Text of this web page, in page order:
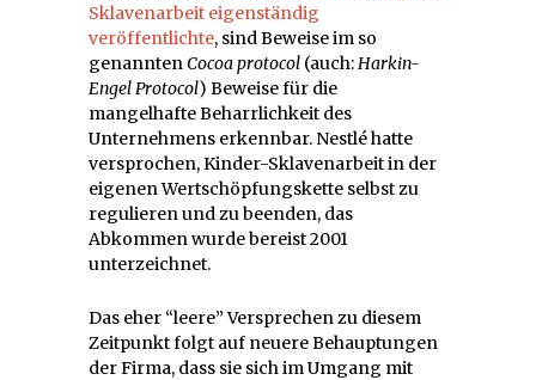
Sklavenarbeit eigenständig
veröffentlichte, sind Beweise im so
genanntenCocoa protocol (auch:Harkin-
Engel Protocol) Beweise für die
mangelhafte Beharrlichkeit des
Unternehmens erkennbar. Nestlé hatte
versprochen, Kinder-Sklavenarbeit in der
eigenen Wertschöpfungskette selbst zu
regulieren und zu beenden, das
Abkommen wurde bereist 2001
unterzeichnet.
Das eher “leere” Versprechen zu diesem
Zeitpunkt folgt auf neuere Behauptungen
der Firma, dass sie sich im Umgang mit